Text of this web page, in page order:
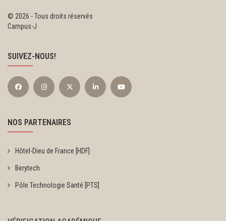
© 2026 - Tous droits réservés
Campus-J
SUIVEZ-NOUS!
NOS PARTENAIRES
Hôtel-Dieu de France [HDF]
Berytech
Pôle Technologie Santé [PTS]